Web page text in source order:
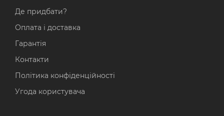
Де придбати?
Оплата і доставка
Гарантія
Контакти
Політика конфіденційності
Угода користувача